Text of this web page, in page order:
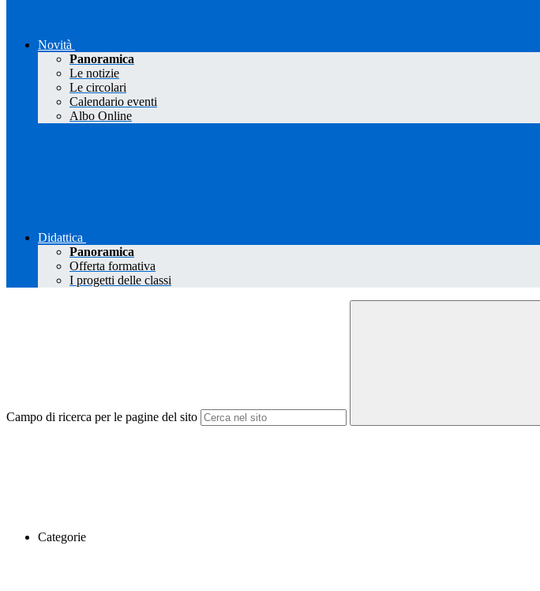
Novità
Panoramica
Le notizie
Le circolari
Calendario eventi
Albo Online
Didattica
Panoramica
Offerta formativa
I progetti delle classi
Campo di ricerca per le pagine del sito
Categorie